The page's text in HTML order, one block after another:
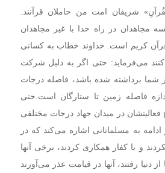
شریفان امت من حاملان قرآنند.
مجاهدان در راه خدا با غیر مجاهدان
آغاز صفحه ۹۴ قرآن کریم است. خداوند خطاب به کسانی
می‌فرماید: حتی اگر به دلیل شرکت
شما برداشته شده باشد، فاصله درجات
فاصله زمین تا ستارگان است. حتی
در میدان جهاد درجات مختلفی
ادامه به مسلمانانی اشاره می‌کند که در
و با کفار همکاری کردند، برخی آنها
دنیا رفتند، آنها در قیامت عذر می‌آورند